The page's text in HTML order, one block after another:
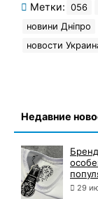
Метки: 056
новини Дніпро
новости
Недавние
29